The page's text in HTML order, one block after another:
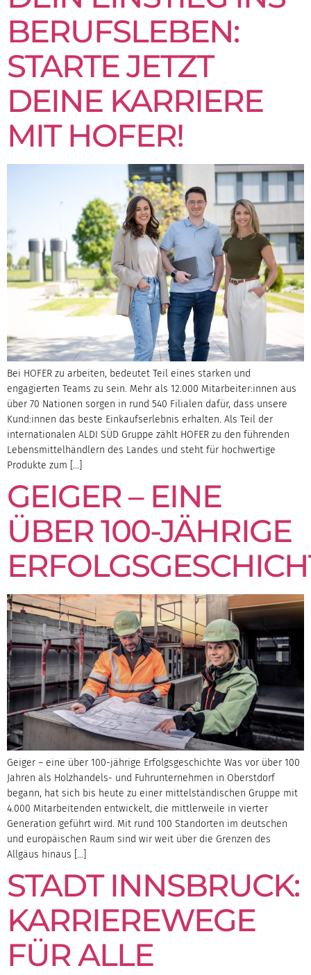
BERUFSLEBEN:
STARTE JETZT
DEINE KARRIERE
MIT HOFER!
Bei HOFER zu arbeiten, bedeutet Teil eines starken und
engagierten Teams zu sein. Mehr als 12.000 Mitarbeiter:innen aus
über 70 Nationen sorgen in rund 540 Filialen dafür, dass unsere
Kund:innen das beste Einkaufserlebnis erhalten. Als Teil der
internationalen ALDI SÜD Gruppe zählt HOFER zu den führenden
Lebensmittelhändlern des Landes und steht für hochwertige
Produkte zum […]
GEIGER – EINE
ÜBER 100-JÄHRIGE
Geiger – eine über 100-jährige Erfolgsgeschichte Was vor über 100
Jahren als Holzhandels- und Fuhrunternehmen in Oberstdorf
begann, hat sich bis heute zu einer mittelständischen Gruppe mit
4.000 Mitarbeitenden entwickelt, die mittlerweile in vierter
Generation geführt wird. Mit rund 100 Standorten im deutschen
und europäischen Raum sind wir weit über die Grenzen des
Allgäus hinaus […]
STADT INNSBRUCK:
KARRIEREWEGE
FÜR ALLE